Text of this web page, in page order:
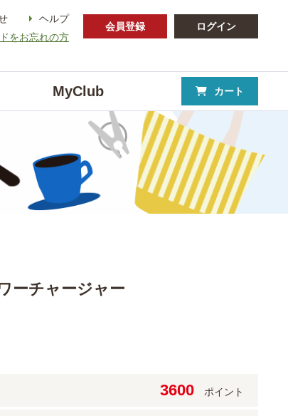
ヘルプ
をお忘れの方
会員登録 ログイン
MyClub カート
ーチャージャー
3600 ポイント